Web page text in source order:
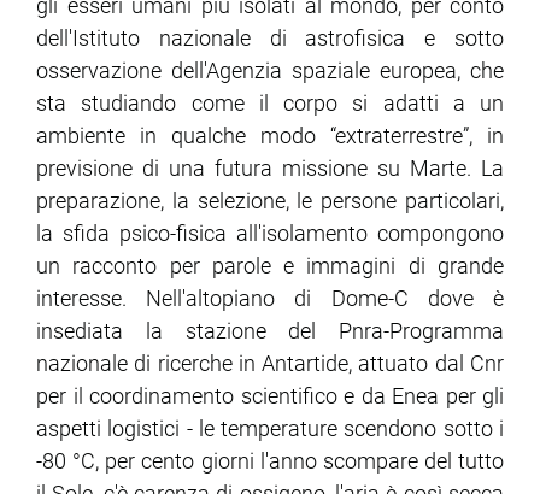
gli esseri umani più isolati al mondo, per conto
dell'Istituto nazionale di astrofisica e sotto
osservazione dell'Agenzia spaziale europea, che
sta studiando come il corpo si adatti a un
ambiente in qualche modo “extraterrestre”, in
previsione di una futura missione su Marte. La
preparazione, la selezione, le persone particolari,
la sfida psico-fisica all'isolamento compongono
un racconto per parole e immagini di grande
interesse. Nell'altopiano di Dome-C dove è
insediata la stazione del Pnra-Programma
nazionale di ricerche in Antartide, attuato dal Cnr
per il coordinamento scientifico e da Enea per gli
aspetti logistici - le temperature scendono sotto i
-80 °C, per cento giorni l'anno scompare del tutto